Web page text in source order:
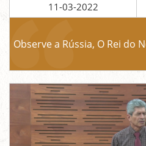
11-03-2022
Observe a Rússia, O Rei do